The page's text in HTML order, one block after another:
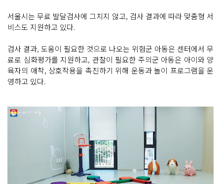
서울시는 무료 발달검사에 그치지 않고, 검사 결과에 따라 맞춤형 서
비스도 지원하고 있다.
검사 결과, 도움이 필요한 것으로 나오는 위험군 아동은 센터에서 무
료로 심화평가를 지원하고, 관찰이 필요한 주의군 아동은 아이와 양
육자의 애착, 상호작용을 촉진하기 위해 운동과 놀이 프로그램을 운
영하고 있다.